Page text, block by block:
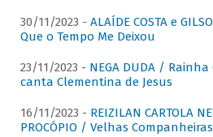
30/11/2023 - ALAÍDE COSTA e
Que o Tempo Me Deixou
23/11/2023 - NEGA DUDA /
canta Clementina de Jesus
16/11/2023 - REIZILAN CARTOLA
PROCÓPIO / Velhas Companheiras